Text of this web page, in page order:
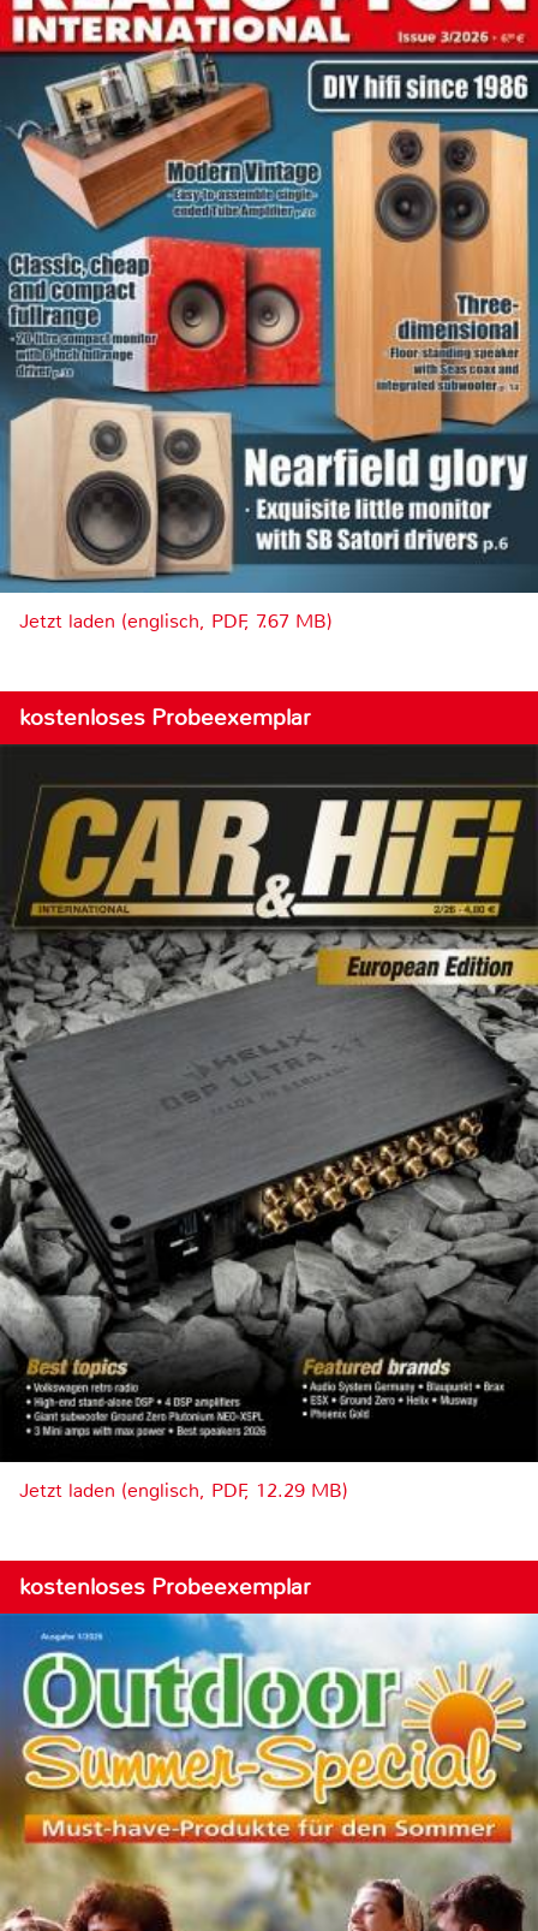
Jetzt laden (englisch, PDF, 7.67 MB)
kostenloses Probeexemplar
Jetzt laden (englisch, PDF, 12.29 MB)
kostenloses Probeexemplar